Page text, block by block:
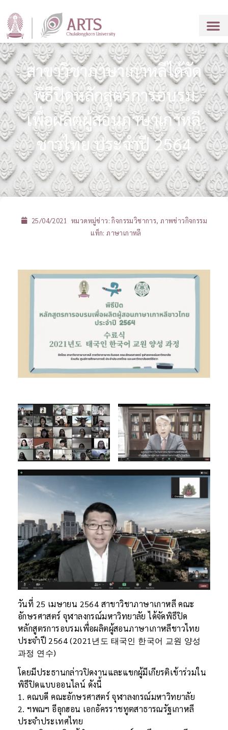
สาขาวิชาภาษาเกาหลีได้จัด
พิธีปิดหลักสูตรการอบรม
เพื่อผลิตผู้สอนภาษาเกาหลี
ชาวไทย ประจำปี 2564
25/04/2021 หมวดหมู่ข่าว:กิจกรรมวิชาการ,ภาพข่าวกิจกรรม
แท็ก: ภาษาเกาหลี
วันที่ 25 เมษายน 2564 สาขาวิชาภาษาเกาหลี คณะ
อักษรศาสตร์ จุฬาลงกรณ์มหาวิทยาลัย ได้จัดพิธีปิด
หลักสูตรการอบรมเพื่อผลิตผู้สอนภาษาเกาหลีชาวไทย
ประจำปี 2564 (2021년도 태국인 한국어 교원 양성
과정 연수)
โดยมีประธานกล่าวปิดงานและแขกผู้มีเกียรติเข้าร่วมใน
พิธีปิดแบบออนไลน์ ดังนี้
1. คณบดี คณะอักษรศาสตร์ จุฬาลงกรณ์มหาวิทยาลัย
2. ฯพณฯ อีอุกฮอน เอกอัครราชทูตสาธารณรัฐเกาหลี
ประจำประเทศไทย